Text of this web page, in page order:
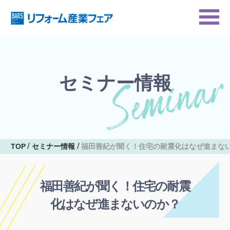
セミナー情報
TOP セミナー情報 福田善紀が聞く！住宅の耐震化はなぜ進まな
福田善紀が聞く！住宅の耐震
化はなぜ進まないのか？